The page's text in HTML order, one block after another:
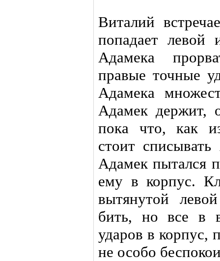
Виталий
попадает
Адамека
правые точные
Адамека
Адамек держит,
пока что, как
стоит
Адамек пытался
ему в корпус.
вытянутой
бить, но все в
ударов в корпус,
не особо